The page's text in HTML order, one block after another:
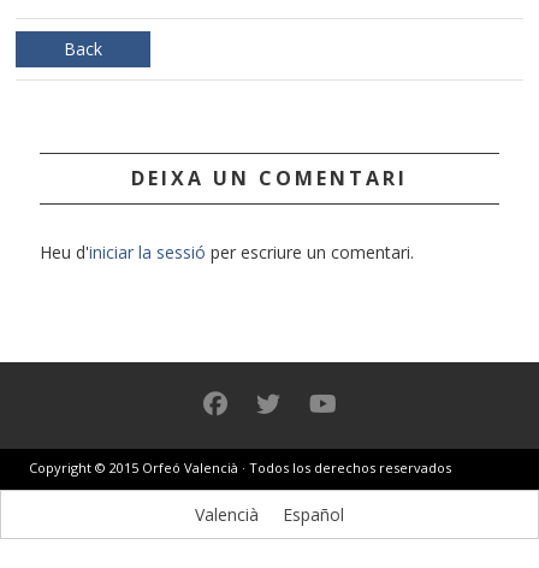
Back
DEIXA UN COMENTARI
Heu d'iniciar la sessió per escriure un comentari.
Copyright © 2015 Orfeó Valencià · Todos los derechos reservados
Valencià Español